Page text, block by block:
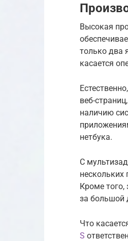
Высокая
только два
касается
веб-
наличию
нетбука.
С
Кроме
за большой
Что
S